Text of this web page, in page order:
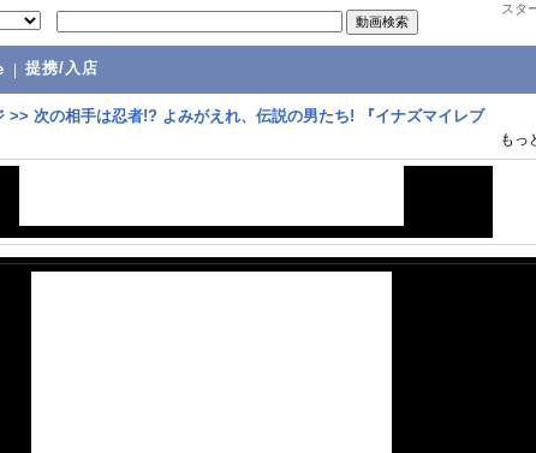
スタ
提携/入店
>> 次の相手は忍者!? よみがえれ、伝説の男たち! 『イナズマイレブ
もっ